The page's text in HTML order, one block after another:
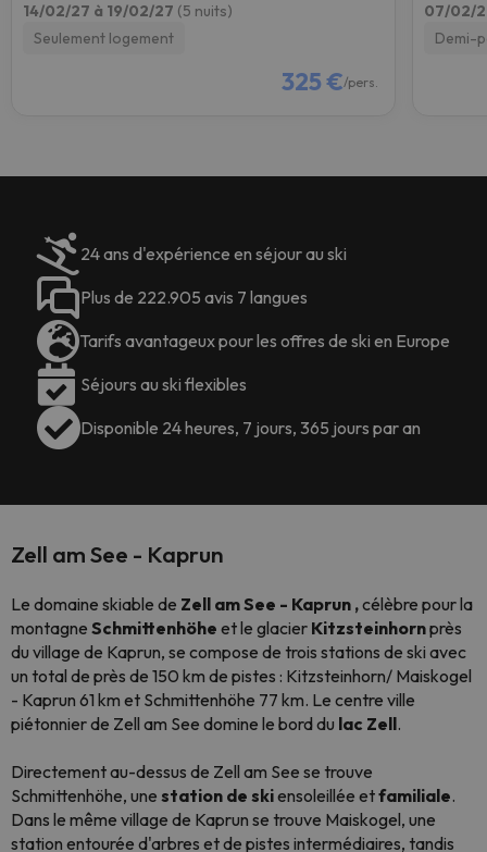
14/02/27 à 19/02/27 (5 nuits)
Seulement logement
325 €/pers.
07/02/
Demi-
24 ans d'expérience en séjour au ski
Plus de 222.905 avis 7 langues
Tarifs avantageux pour les offres de ski en Europe
Séjours au ski flexibles
Disponible 24 heures, 7 jours, 365 jours par an
Zell am See - Kaprun
Le domaine skiable de Zell am See - Kaprun ,célèbre pour la
montagne Schmittenhöhe et le glacier Kitzsteinhornprès
du village de Kaprun, se compose de trois stations de ski avec
un total de près de 150 km de pistes : Kitzsteinhorn/ Maiskogel
- Kaprun 61 km et Schmittenhöhe 77 km. Le centre ville
piétonnier de Zell am See domine le bord du lac Zell.
Directement au-dessus de Zell am See se trouve
Schmittenhöhe, une station de skiensoleillée etfamiliale.
Dans le même village de Kaprun se trouve Maiskogel, une
station entourée d'arbres et de pistes intermédiaires, tandis